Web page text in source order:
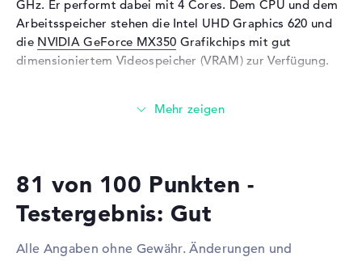
Touchscreen, Tastatur
Tastatur
Beleuchtet (hintergrund)
Netzwerk
802.11g, 802.11n
Schnittstellen
1 x USB 2.0 - Typ A, 1 x USB
3.0 - Typ A, 1 x USB 3.1 - Typ
C
x HDMI
GHz. Er performt dabei mit 4 Cores. Dem CPU und dem
Arbeitsspeicher stehen die Intel UHD Graphics 620 und
die NVIDIA GeForce MX350 Grafikchips mit gut
dimensioniertem Videospeicher (VRAM) zur Verfügung.
Technologie. Maximal können in diesem Modell 16 GB
für eure allgemeinen Ordner, Video-Aufnahmen, Musik
81 von 100 Punkten -
Testergebnis: Gut
Alle Angaben ohne Gewähr. Änderungen und